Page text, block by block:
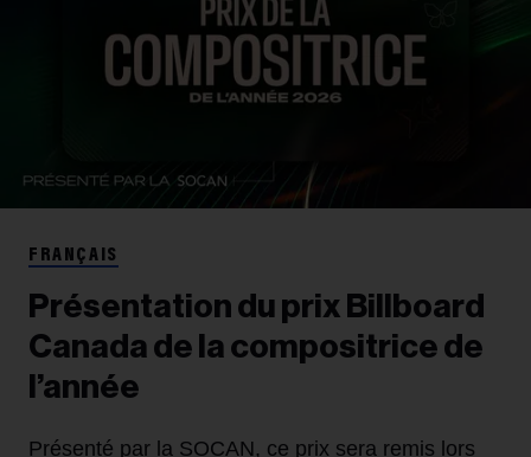
FRANÇAIS
Présentation du prix Billboard
Canada de la compositrice de
l’année
Présenté par la SOCAN, ce prix sera remis lors